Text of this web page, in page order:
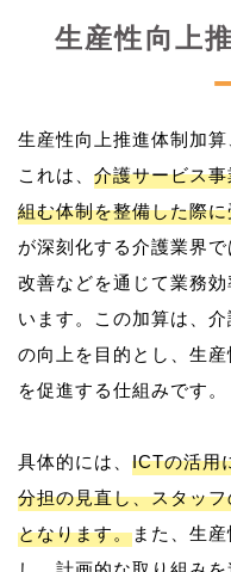
生産性向上
生産性向上推進体制加算
これは、 介護サービス
組む体制を整備した際
が深刻化する介護業界
改善などを通じて業務
います。この加算は、
の向上を目的とし、生
を促進する仕組みです。
具体的には、 ICTの活用
分担の見直し、スタッ
となります。また、生